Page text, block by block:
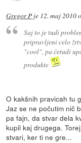
Gregor P je 12. maj 2010
Saj to je tudi
pripravljeni celo
"cool", pa četudi
produkte
O kakšnih pravicah tu
Jaz se ne počutim nič
pa fajn, da stvar dela
kupil kaj drugega.
stvari, ker ti ne gre...